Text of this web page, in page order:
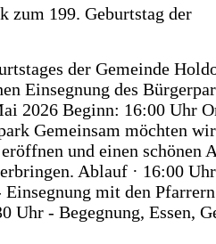
der Gemeinde
Einsegnung des
2026 Beginn: 16:00 Uhr
Gemeinsam möchten
und einen schönen
Ablauf · 16:00
Einsegnung mit den
Uhr - Begegnung, Essen,